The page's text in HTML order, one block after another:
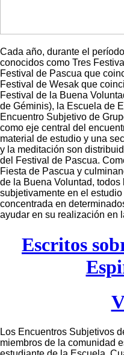
Cada año, durante el
conocidos como Tres
Festival de Pascua que
Festival de Wesak que
Festival de la Buena
de Géminis), la Escuela de
Encuentro Subjetivo de
como eje central del
material de estudio y una
y la meditación son
del Festival de Pascua.
Fiesta de Pascua y
de la Buena Voluntad,
subjetivamente en el
concentrada en
ayudar en su realización en
Escritos
Los Encuentros Subjetivos
miembros de la comunidad